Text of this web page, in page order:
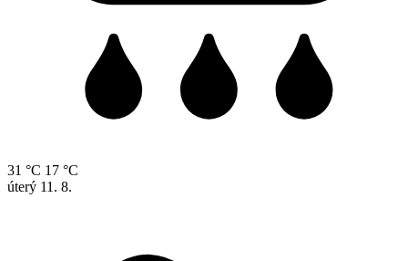
31 °C 17 °C
úterý 11. 8.